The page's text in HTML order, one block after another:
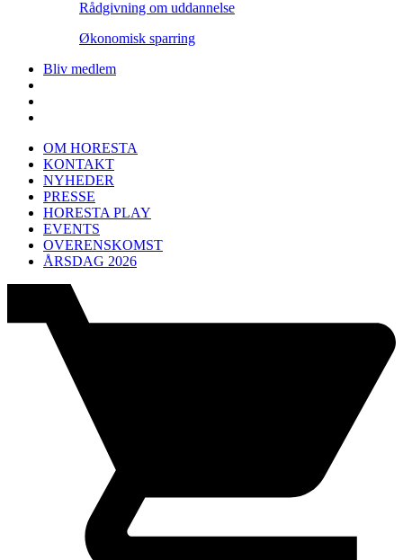
Rådgivning om uddannelse
Økonomisk sparring
Bliv medlem
OM HORESTA
KONTAKT
NYHEDER
PRESSE
HORESTA PLAY
EVENTS
OVERENSKOMST
ÅRSDAG 2026